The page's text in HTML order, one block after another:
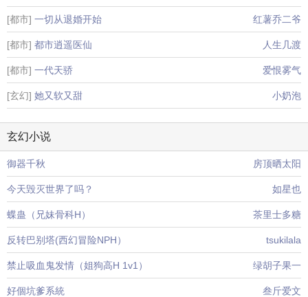
[都市] 一切从退婚开始 红薯乔二爷
[都市] 都市逍遥医仙 人生几渡
[都市] 一代天骄 爱恨雾气
[玄幻] 她又软又甜 小奶泡
玄幻小说
御器千秋 房顶晒太阳
今天毁灭世界了吗？ 如星也
蝶蛊（兄妹骨科H） 茶里士多糖
反转巴别塔(西幻冒险NPH） tsukilala
禁止吸血鬼发情（姐狗高H 1v1） 绿胡子果一
好個坑爹系統 叁斤爱文